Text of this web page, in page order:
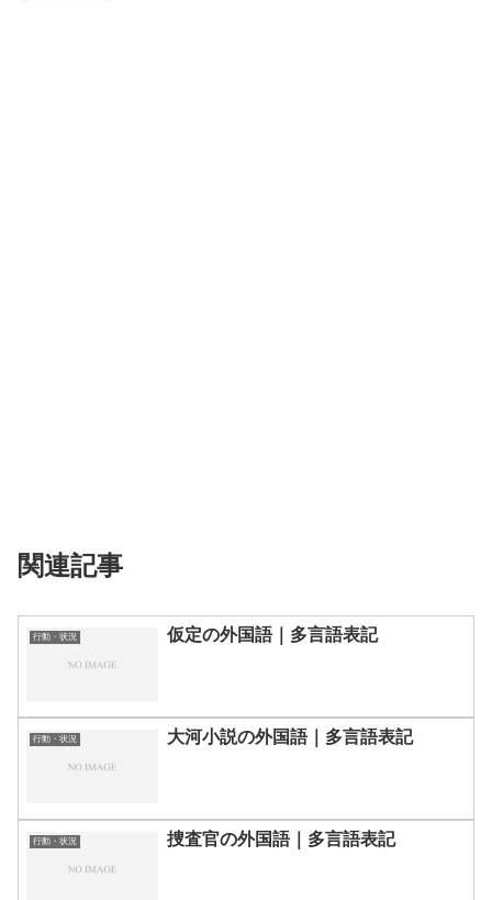
関連記事
行動・状況 仮定の外国語｜多言語表記
行動・状況 大河小説の外国語｜多言語表記
行動・状況 捜査官の外国語｜多言語表記